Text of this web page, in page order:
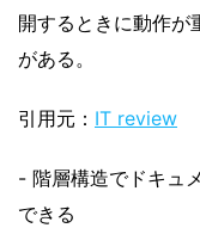
開するときに動作が
がある。
引用元： IT review
- 階層構造でドキュ
できる